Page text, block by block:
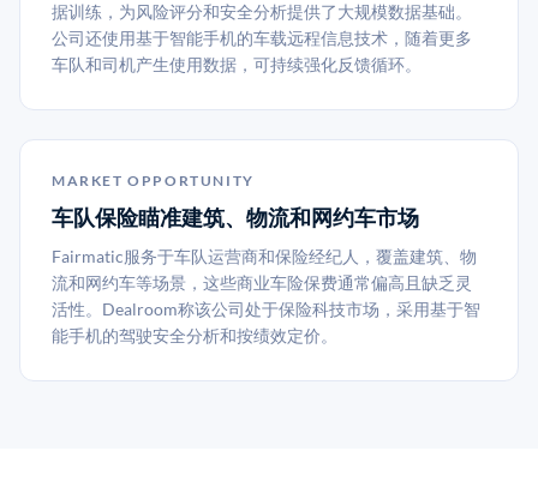
据训练，为风险评分和安全分析提供了大规模数据基础。
公司还使用基于智能手机的车载远程信息技术，随着更多
车队和司机产生使用数据，可持续强化反馈循环。
MARKET OPPORTUNITY
车队保险瞄准建筑、物流和网约车市场
Fairmatic服务于车队运营商和保险经纪人，覆盖建筑、物
流和网约车等场景，这些商业车险保费通常偏高且缺乏灵
活性。Dealroom称该公司处于保险科技市场，采用基于智
能手机的驾驶安全分析和按绩效定价。